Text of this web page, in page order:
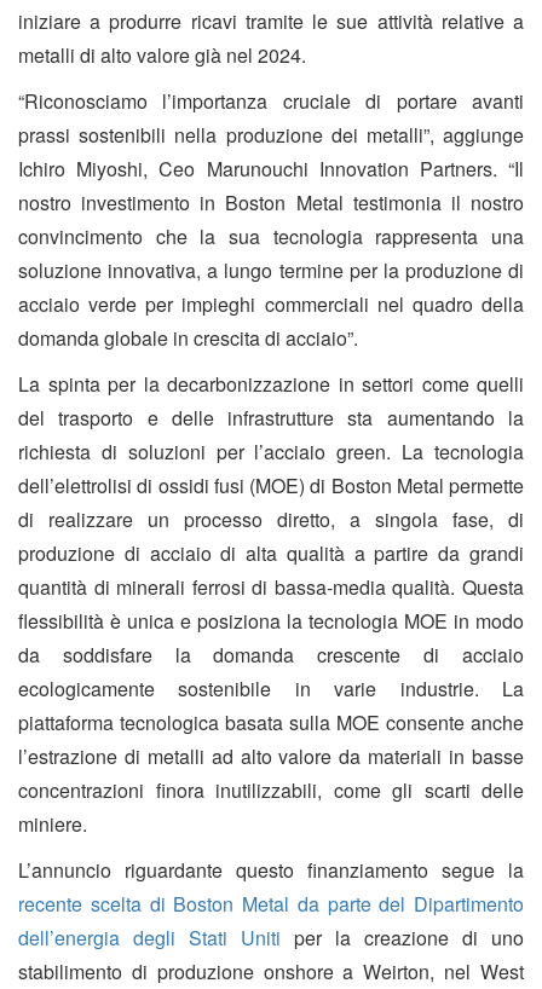
iniziare a produrre ricavi tramite le sue attività relative a
metalli di alto valore già nel 2024.
“Riconosciamo l’importanza cruciale di portare avanti
prassi sostenibili nella produzione dei metalli”, aggiunge
Ichiro Miyoshi, Ceo Marunouchi Innovation Partners. “Il
nostro investimento in Boston Metal testimonia il nostro
convincimento che la sua tecnologia rappresenta una
soluzione innovativa, a lungo termine per la produzione di
acciaio verde per impieghi commerciali nel quadro della
domanda globale in crescita di acciaio”.
La spinta per la decarbonizzazione in settori come quelli
del trasporto e delle infrastrutture sta aumentando la
richiesta di soluzioni per l’acciaio green. La tecnologia
dell’elettrolisi di ossidi fusi (MOE) di Boston Metal permette
di realizzare un processo diretto, a singola fase, di
produzione di acciaio di alta qualità a partire da grandi
quantità di minerali ferrosi di bassa-media qualità. Questa
flessibilità è unica e posiziona la tecnologia MOE in modo
da soddisfare la domanda crescente di acciaio
ecologicamente sostenibile in varie industrie. La
piattaforma tecnologica basata sulla MOE consente anche
l’estrazione di metalli ad alto valore da materiali in basse
concentrazioni finora inutilizzabili, come gli scarti delle
miniere.
L’annuncio riguardante questo finanziamento segue la
recente scelta di Boston Metal da parte del Dipartimento
dell’energia degli Stati Uniti per la creazione di uno
stabilimento di produzione onshore a Weirton, nel West